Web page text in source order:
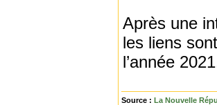
Après une
les liens
l’année
Source : La Nouvelle